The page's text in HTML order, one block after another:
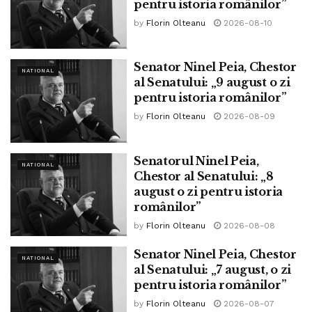
New York. A activat în perioada 1919-1945 în România, iar
din 1945 și până la moarte, în Italia și SUA.
La 13 decembrie 1918, guvernul reprimă violent greva
pentru istoria românilor”
by Florin Olteanu 2026-08-10
NATIONAL
Senator Ninel Peia, Chestor
al Senatului: „9 august o zi
pentru istoria românilor”
by Florin Olteanu 2026-08-09
NATIONAL
Senatorul Ninel Peia,
Chestor al Senatului: „8
august o zi pentru istoria
românilor”
by Florin Olteanu 2026-08-08
NATIONAL
Senator Ninel Peia, Chestor
al Senatului: „7 august, o zi
pentru istoria românilor”
by Florin Olteanu 2026-08-07